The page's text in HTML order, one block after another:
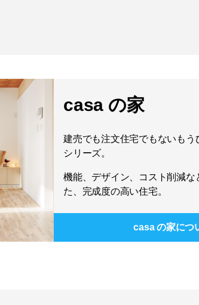
casa の家
建売でも注文住宅でもないもう
シリーズ。
機能、デザイン、コスト削減な
た、完成度の高い住宅。
casa の家につ